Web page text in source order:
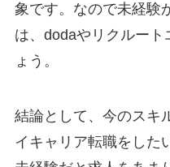
象です。なので未経験
は、dodaやリクルート
ょう。
結論として、今のスキ
イキャリア転職をした